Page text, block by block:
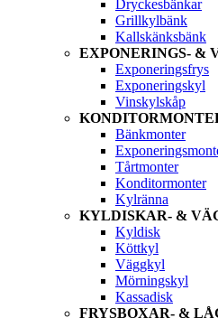
Dryckesbänkar
Grillkylbänk
Kallskänksbänk
EXPONERINGS- &
Exponeringsfrys
Exponeringskyl
Vinskylskåp
Bänkmonter
Tårtmonter
Konditormonter
Kylränna
KYLDISKAR- &
Kyldisk
Köttkyl
Väggkyl
Mörningskyl
Kassadisk
FRYSBOXAR- &